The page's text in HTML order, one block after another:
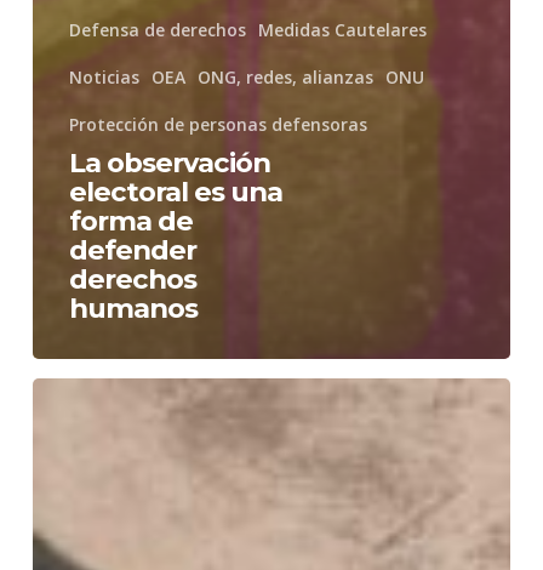
Defensa de derechos Medidas Cautelares
Noticias OEA ONG, redes, alianzas ONU
Protección de personas defensoras
La observación
electoral es una
forma de
defender
derechos
humanos
la